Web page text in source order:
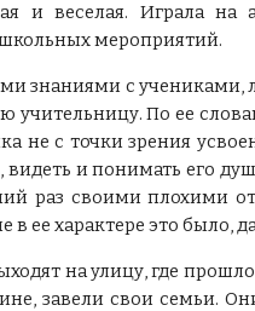
и веселая. Играла на
мероприятий.
знаниями с учениками,
По ее
не с точки зрения
и понимать его
раз своими плохими
в ее характере это было,
на улицу, где
завели свои семьи.